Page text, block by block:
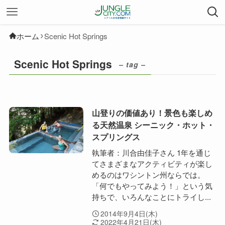
ホーム Scenic Hot Springs
Scenic Hot Springs – tag –
山登りの価値あり！景色も楽しめ
る天然温泉 シーニック・ホット・
スプリングス
執筆者：川合由佳子さん 1年を通じ
てさまざまなアクティビティが楽し
めるのはワシントン州ならでは。
「何でもやってみよう！」という気
持ちで、いろんなことにトライし...
2014年9月4日(木)
2022年4月21日(木)